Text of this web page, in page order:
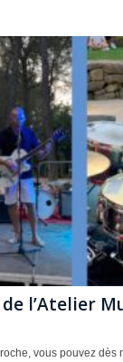
l’Atelier
vous pouvez dès